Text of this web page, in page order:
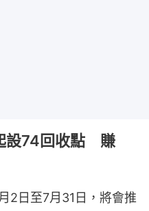
設74回收點 賺
2日至7月31日，將會推